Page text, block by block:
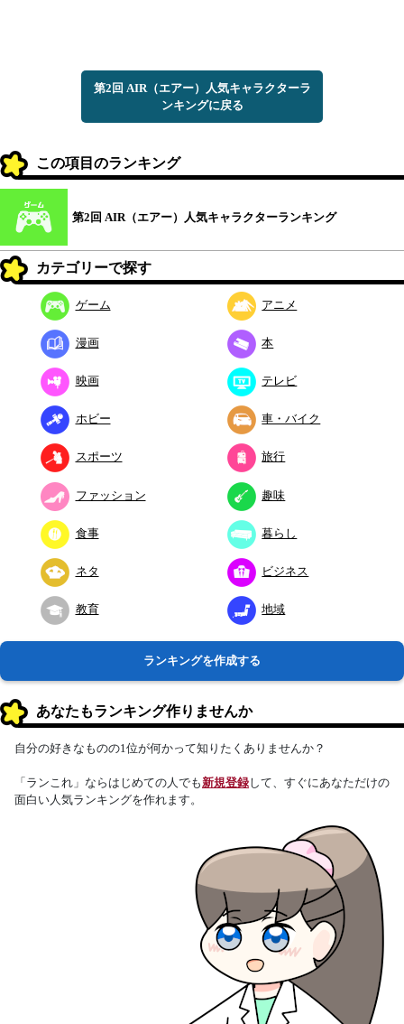
第2回 AIR（エアー）人気キャラクターラ
ンキングに戻る
この項目のランキング
第2回 AIR（エアー）人気キャラクターランキング
カテゴリーで探す
ゲーム アニメ
漫画 本
映画 テレビ
ホビー 車・バイク
スポーツ 旅行
ファッション 趣味
食事 暮らし
ネタ ビジネス
教育 地域
ランキングを作成する
あなたもランキング作りませんか
自分の好きなものの1位が何かって知りたくありませんか？
「ランこれ」ならはじめての人でも新規登録して、すぐにあなただけの
面白い人気ランキングを作れます。